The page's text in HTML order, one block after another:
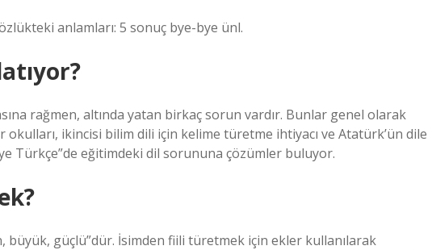
anlamları: 5 sonuç bye-bye ünl.
rağmen, altında yatan birkaç sorun vardır. Bunlar genel olarak
ikincisi bilim dili için kelime türetme ihtiyacı ve Atatürk’ün dile
Türkçe”de eğitimdeki dil sorununa çözümler buluyor.
büyük, güçlü”dür. İsimden fiili türetmek için ekler kullanılarak